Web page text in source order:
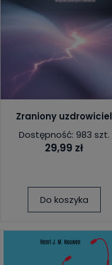
Zraniony uzdrowiciel
Dostępność: 983 szt.
29,99 zł
Do koszyka